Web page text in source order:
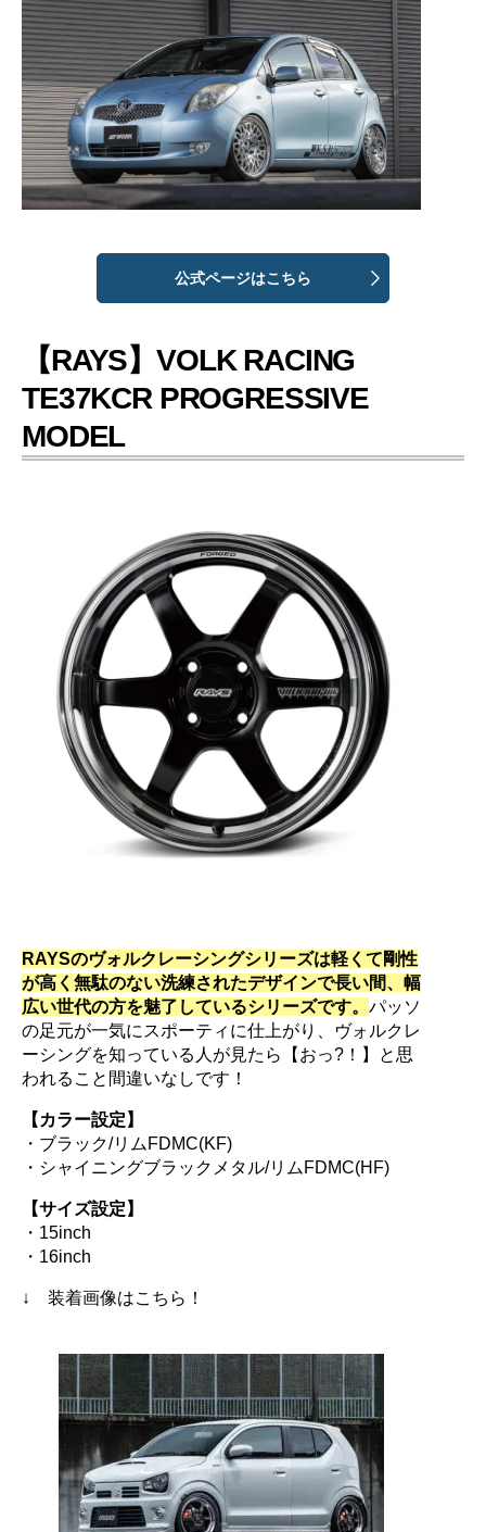
公式ページはこちら
【RAYS】VOLK RACING
TE37KCR PROGRESSIVE
MODEL
RAYSのヴォルクレーシングシリーズは軽くて剛性
が高く無駄のない洗練されたデザインで長い間、幅
広い世代の方を魅了しているシリーズです。 パッソ
の足元が一気にスポーティに仕上がり、ヴォルクレ
ーシングを知っている人が見たら【おっ?！】と思
われること間違いなしです！
【カラー設定】
・ブラック/リムFDMC(KF)
・シャイニングブラックメタル/リムFDMC(HF)
【サイズ設定】
・15inch
・16inch
↓ 装着画像はこちら！